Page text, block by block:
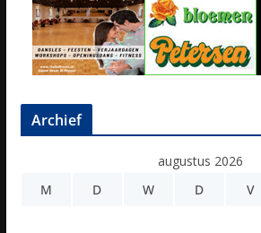
Archief
augustus 2026
M
D W D V